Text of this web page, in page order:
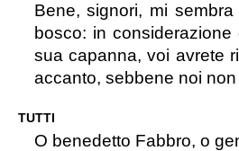
Bene, signori, mi
bosco: in
sua capanna, voi avrete
accanto, sebbene noi
TUTTI
O benedetto Fabbro, o